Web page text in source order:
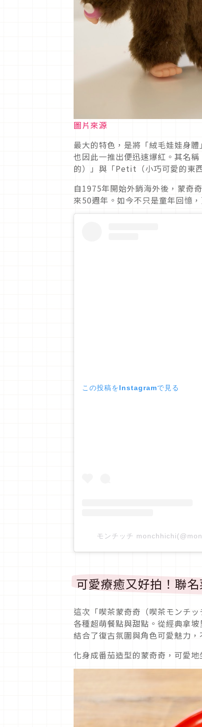
圖片來源
最大的特色，是將「絨毛娃娃身
也因此一推出便迅速爆紅。其名
的）」與「Petit（小巧可愛的東
自1975年開始外銷海外後，蒙奇
來50週年。如今不只是童年回憶
この投稿をInstagramで見る
モンチッチ
可愛療癒又好拍！聯
這次「喫茶蒙奇奇（喫茶モンチ
各種超萌餐點與甜點。從經典拿
結合了復古氛圍與角色可愛魅力
化身成番茄造型的蒙奇奇，可愛